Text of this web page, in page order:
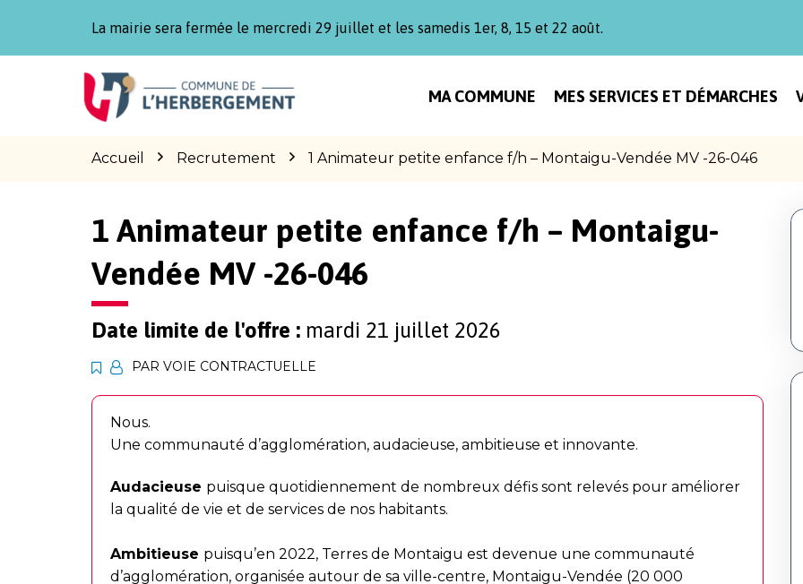
La mairie sera fermée le mercredi 29 juillet et les samedis 1er, 8, 15 et 22 août.
MA COMMUNE MES SERVICES ET DÉMARCHES
Accueil Recrutement 1 Animateur petite enfance f/h – Montaigu-Vendée MV -26-046
1 Animateur petite enfance f/h – Montaigu-
Vendée MV -26-046
Date limite de l'offre : mardi 21 juillet 2026
PAR VOIE CONTRACTUELLE
Nous.
Une communauté d’agglomération, audacieuse, ambitieuse et innovante.
Audacieuse puisque quotidiennement de nombreux défis sont relevés pour améliorer
la qualité de vie et de services de nos habitants.
Ambitieuse puisqu’en 2022, Terres de Montaigu est devenue une communauté
d’agglomération, organisée autour de sa ville-centre, Montaigu-Vendée (20 000